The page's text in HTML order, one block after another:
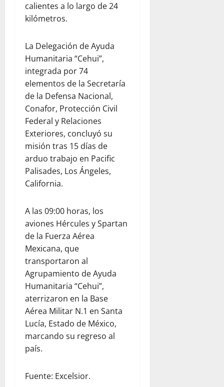
calientes a lo largo de 24
kilómetros.
La Delegación de Ayuda
Humanitaria “Cehui”,
integrada por 74
elementos de la Secretaría
de la Defensa Nacional,
Conafor, Protección Civil
Federal y Relaciones
Exteriores, concluyó su
misión tras 15 días de
arduo trabajo en Pacific
Palisades, Los Ángeles,
California.
A las 09:00 horas, los
aviones Hércules y Spartan
de la Fuerza Aérea
Mexicana, que
transportaron al
Agrupamiento de Ayuda
Humanitaria “Cehui”,
aterrizaron en la Base
Aérea Militar N.1 en Santa
Lucía, Estado de México,
marcando su regreso al
país.
Fuente: Excelsior.